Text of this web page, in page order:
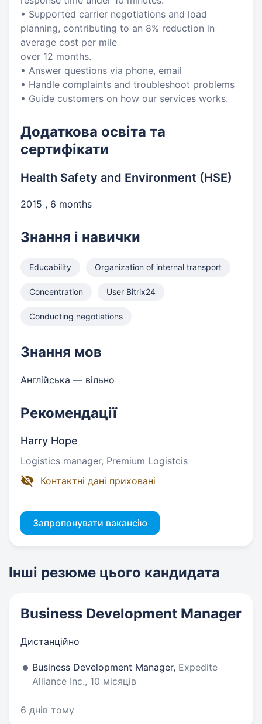
• Supported carrier negotiations and load
planning, contributing to an 8% reduction in
average cost per mile
over 12 months.
• Answer questions via phone, email
• Handle complaints and troubleshoot problems
• Guide customers on how our services works.
Додаткова освіта та
сертифікати
Health Safety and Environment (HSE)
2015 , 6 months
Знання і навички
Educability Organization of internal transport
Concentration User Bitrix24
Conducting negotiations
Знання мов
Англійська — вільно
Рекомендації
Harry Hope
Logistics manager, Premium Logistcis
Контактні дані приховані
Запропонувати вакансію
Інші резюме цього кандидата
Business Development Manager
Дистанційно
Business Development Manager, Expedite
Alliance Inc., 10 місяців
6 днів тому